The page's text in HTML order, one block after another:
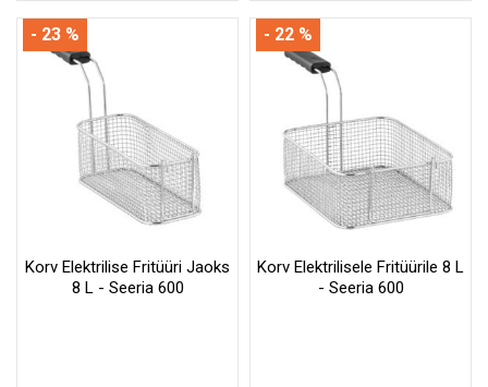
Korv Elektrilise Fritüüri Jaoks
8 L - Seeria 600
- 23 %
Korv Elektrilisele Fritüürile 8 L
- Seeria 600
- 22 %